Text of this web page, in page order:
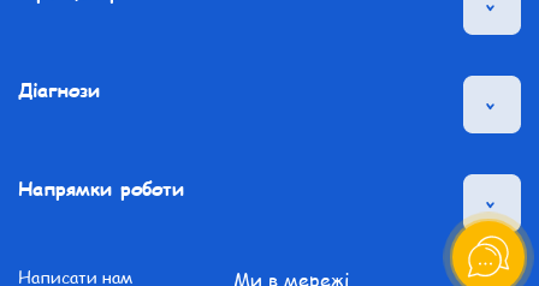
Написати нам Ми в мережі
Діагнози
Напрямки роботи